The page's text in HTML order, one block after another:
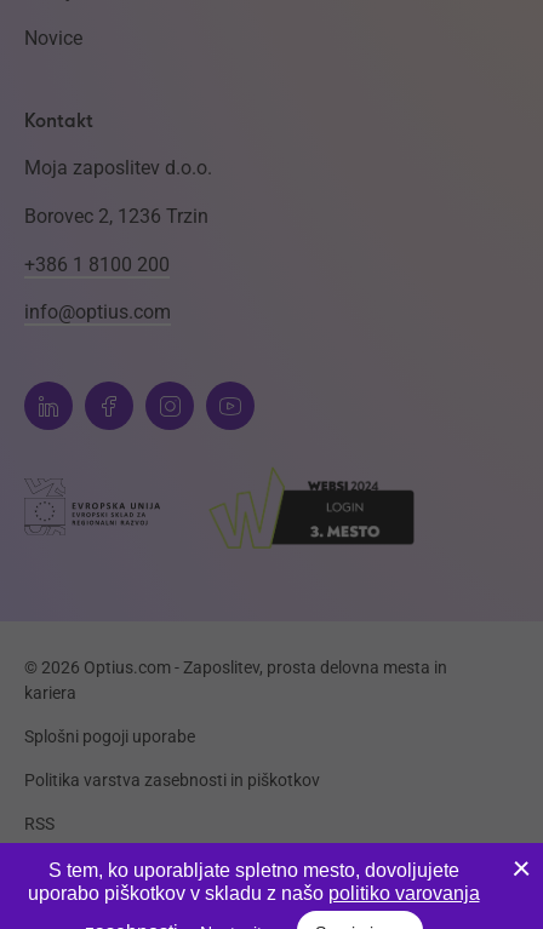
Novice
Kontakt
Moja zaposlitev d.o.o.
Borovec 2, 1236 Trzin
+386 1 8100 200
info@optius.com
© 2026 Optius.com - Zaposlitev, prosta delovna mesta in
kariera
Splošni pogoji uporabe
Politika varstva zasebnosti in piškotkov
RSS
Piškotki
S tem, ko uporabljate spletno mesto, dovoljujete
uporabo piškotkov v skladu z našo politiko varovanja